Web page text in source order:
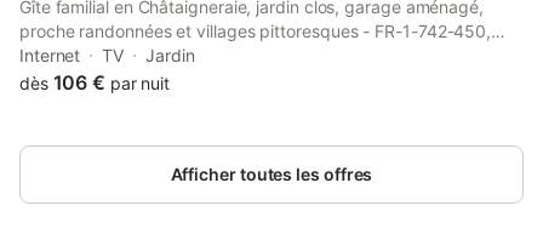
Gîte familial en Châtaigneraie, jardin clos, garage aménagé,
proche randonnées et villages pittoresques - FR-1-742-450,
boasting a garden, is set in Vitrac, 29 km from Aurillac Congress
Centre and 19 km from Haute Auvergne Golf Course.
Internet TV
Jardin
dès 106 € par nuit
Afficher toutes les offres